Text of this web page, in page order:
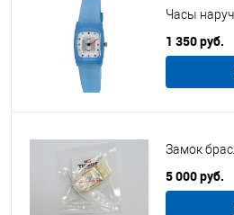
Часы
1 350 руб.
Замок
5 000 руб.